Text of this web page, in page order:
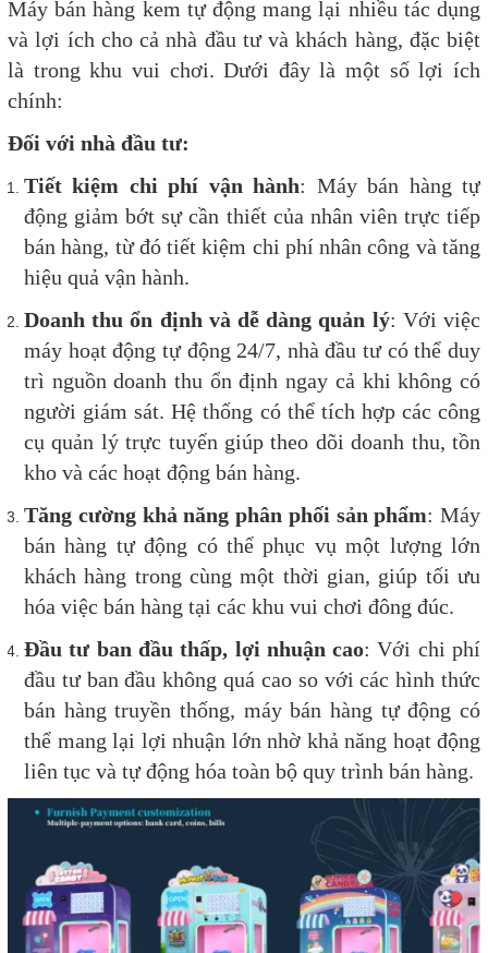
Máy bán hàng kem tự động mang lại nhiều tác dụng
và lợi ích cho cả nhà đầu tư và khách hàng, đặc biệt
là trong khu vui chơi. Dưới đây là một số lợi ích
chính:
Đối với nhà đầu tư:
Tiết kiệm chi phí vận hành: Máy bán hàng tự
động giảm bớt sự cần thiết của nhân viên trực tiếp
bán hàng, từ đó tiết kiệm chi phí nhân công và tăng
hiệu quả vận hành.
Doanh thu ổn định và dễ dàng quản lý: Với việc
máy hoạt động tự động 24/7, nhà đầu tư có thể duy
trì nguồn doanh thu ổn định ngay cả khi không có
người giám sát. Hệ thống có thể tích hợp các công
cụ quản lý trực tuyến giúp theo dõi doanh thu, tồn
kho và các hoạt động bán hàng.
Tăng cường khả năng phân phối sản phẩm: Máy
bán hàng tự động có thể phục vụ một lượng lớn
khách hàng trong cùng một thời gian, giúp tối ưu
hóa việc bán hàng tại các khu vui chơi đông đúc.
Đầu tư ban đầu thấp, lợi nhuận cao: Với chi phí
đầu tư ban đầu không quá cao so với các hình thức
bán hàng truyền thống, máy bán hàng tự động có
thể mang lại lợi nhuận lớn nhờ khả năng hoạt động
liên tục và tự động hóa toàn bộ quy trình bán hàng.